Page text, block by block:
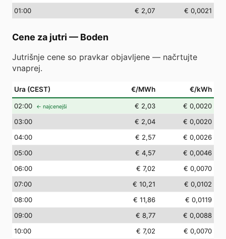
01:00 € 2,07 € 0,0021
Cene za jutri — Boden
Jutrišnje cene so pravkar objavljene — načrtujte
vnaprej.
Ura (CEST) €/MWh €/kWh
02:00 ← najcenejši € 2,03
€ 0,0020
03:00 € 2,04
€ 0,0020
04:00 € 2,57
€ 0,0026
05:00 € 4,57
€ 0,0046
06:00 € 7,02
€ 0,0070
07:00 € 10,21
€ 0,0102
08:00 € 11,86
€ 0,0119
09:00 € 8,77
€ 0,0088
10:00 € 7,02
€ 0,0070